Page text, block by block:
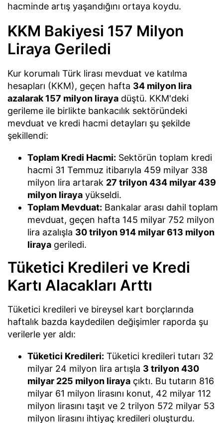
hacminde artış yaşandığını ortaya koydu.
KKM Bakiyesi 157 Milyon
Liraya Geriledi
Kur korumalı Türk lirası mevduat ve katılma
hesapları (KKM), geçen hafta 34 milyon lira
azalarak 157 milyon liraya düştü. KKM'deki
gerileme ile birlikte bankacılık sektöründeki
mevduat ve kredi hacmi detayları şu şekilde
şekillendi:
Toplam Kredi Hacmi: Sektörün toplam kredi
hacmi 31 Temmuz itibarıyla 459 milyar 338
milyon lira artarak 27 trilyon 434 milyar 439
milyon liraya yükseldi.
Toplam Mevduat: Bankalar arası dahil toplam
mevduat, geçen hafta 145 milyar 752 milyon
lira azalışla 30 trilyon 914 milyar 613 milyon
liraya geriledi.
Tüketici Kredileri ve Kredi
Kartı Alacakları Arttı
Tüketici kredileri ve bireysel kart borçlarında
haftalık bazda kaydedilen değişimler raporda şu
verilerle yer aldı:
Tüketici Kredileri: Tüketici kredileri tutarı 32
milyar 24 milyon lira artışla 3 trilyon 430
milyar 225 milyon liraya çıktı. Bu tutarın 816
milyar 61 milyon lirasını konut, 42 milyar 112
milyon lirasını taşıt ve 2 trilyon 572 milyar 53
milyon lirasını ihtiyaç kredileri oluşturdu.